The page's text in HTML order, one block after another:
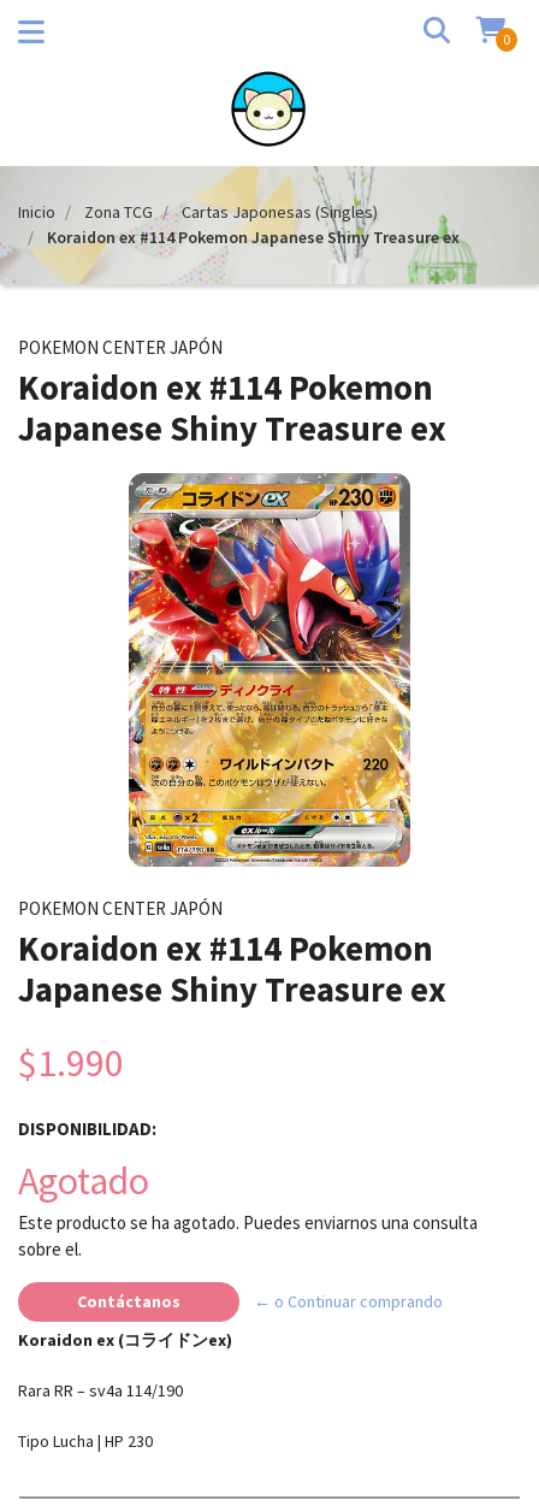
0
Inicio Zona TCG
Cartas Japonesas (Singles)
Koraidon ex #114 Pokemon Japanese Shiny Treasure ex
POKEMON CENTER JAPÓN
Koraidon ex #114 Pokemon
Japanese Shiny Treasure ex
POKEMON CENTER JAPÓN
Koraidon ex #114 Pokemon
Japanese Shiny Treasure ex
$1.990
DISPONIBILIDAD:
Agotado
Este producto se ha agotado. Puedes enviarnos una consulta
sobre el.
Contáctanos
← o Continuar comprando
Koraidon ex (コライドンex)
Rara RR – sv4a 114/190
Tipo Lucha | HP 230